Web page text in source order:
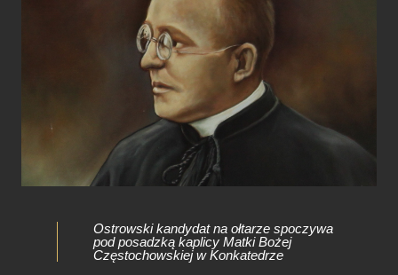
Ostrowski kandydat na ołtarze spoczywa
pod posadzką kaplicy Matki Bożej
Częstochowskiej w Konkatedrze